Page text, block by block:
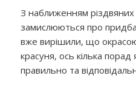
З наближенням
замислюються про
вже вирішили, що
красуня, ось кілька
правильно та